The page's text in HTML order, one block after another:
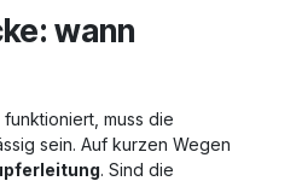
wann
muss die
sein. Auf kurzen Wegen
. Sind die